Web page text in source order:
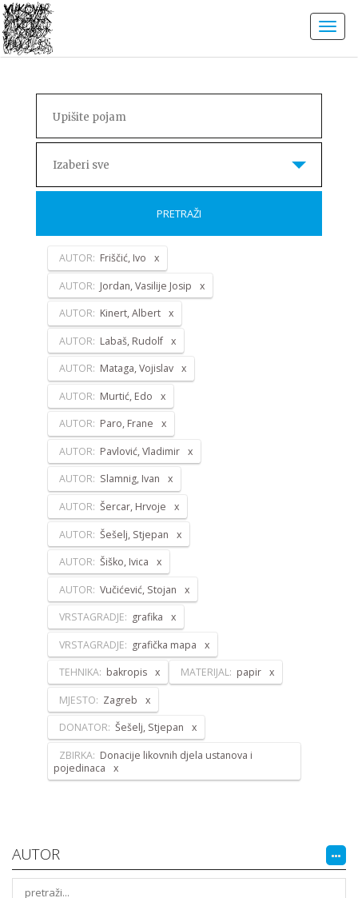
Izaberi sve
PRETRAŽI
AUTOR: Friščić, Ivo
AUTOR: Jordan, Vasilije Josip
AUTOR: Kinert, Albert
AUTOR: Labaš, Rudolf
AUTOR: Mataga, Vojislav
AUTOR: Murtić, Edo
AUTOR: Paro, Frane
AUTOR: Pavlović, Vladimir
AUTOR: Slamnig, Ivan
AUTOR: Šercar, Hrvoje
AUTOR: Šešelj, Stjepan
AUTOR: Šiško, Ivica
AUTOR: Vučićević, Stojan
VRSTAGRADJE: grafika
VRSTAGRADJE: grafička mapa
TEHNIKA: bakropis MATERIJAL: papir
MJESTO: Zagreb
DONATOR: Šešelj, Stjepan
ZBIRKA: Donacije likovnih djela ustanova i
pojedinaca
AUTOR